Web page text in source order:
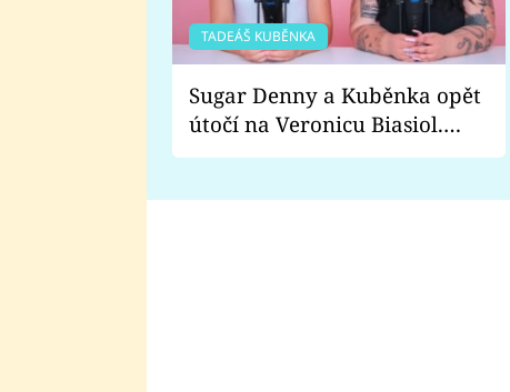
TADEÁŠ KUBĚNKA
Sugar Denny a Kuběnka opět
útočí na Veronicu Biasiol.
Proč je podle nich falešná a